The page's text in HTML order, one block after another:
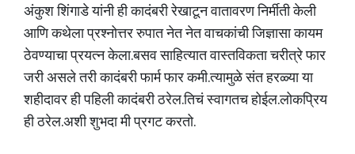
अंकुश शिंगाडे यांनी ही कादंबरी रेखाटून वातावरण निर्मीती केली
आणि कथेला प्रश्नोत्तर रुपात नेत नेत वाचकांची जिज्ञासा कायम
ठेवण्याचा प्रयत्न केला.बसव साहित्यात वास्तविकता चरीत्रे फार
जरी असले तरी कादंबरी फार्म फार कमी.त्यामुळे संत हरळ्या या
शहीदावर ही पहिली कादंबरी ठरेल.तिचं स्वागतच होईल.लोकप्रिय
ही ठरेल.अशी शुभदा मी प्रगट करतो.